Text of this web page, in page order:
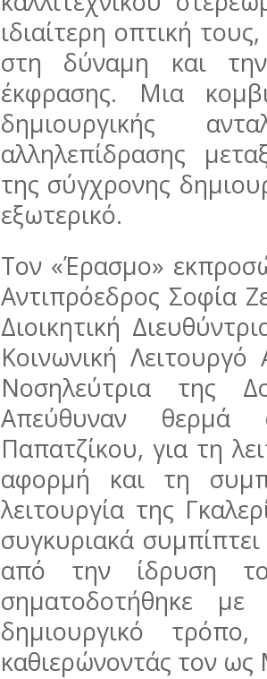
ιδιαίτερη οπτική
στη δύναμη και την
έκφρασης. Μια
δημιουργικής
αλληλεπίδρασης
της σύγχρονης
εξωτερικό.
Τον «Έρασμο»
Αντιπρόεδρος Σοφία
Διοικητική
Κοινωνική
Νοσηλεύτρια της
Απεύθυναν θερμά
Παπατζίκου, για τη
αφορμή και τη
λειτουργία της
συγκυριακά
από την ίδρυση
σηματοδοτήθηκε
δημιουργικό
καθιερώνοντάς τον